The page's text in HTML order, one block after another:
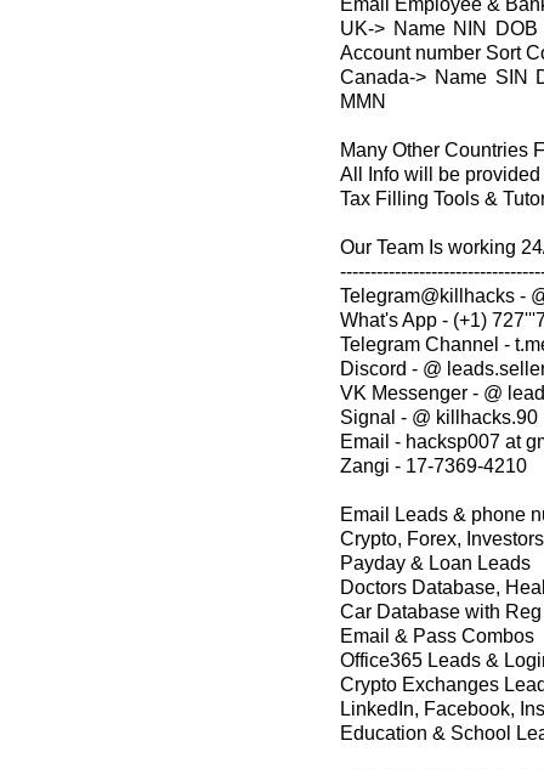
UK-> Name NIN
Account number Sort
Canada-> Name SIN
MMN
Many Other Countries
All Info will be
Tax Filling Tools &
Our Team Is working
Telegram@killhacks -
What's App - (+1)
Telegram Channel -
Discord - @
VK Messenger - @
Signal - @ killhacks.90
Email - hacksp007 at
Zangi - 17-7369-4210
Email Leads & phone
Crypto, Forex,
Payday & Loan Leads
Doctors Database,
Car Database with
Email & Pass Combos
Office365 Leads &
Crypto Exchanges
LinkedIn, Facebook,
Education & School